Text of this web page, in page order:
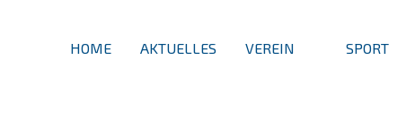
HOME AKTUELLES VEREIN SPORT